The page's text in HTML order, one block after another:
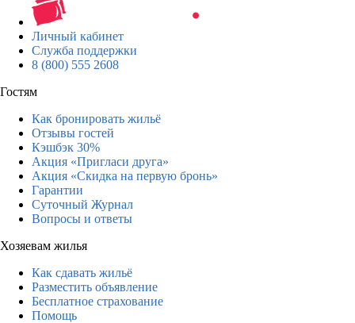
Личный кабинет
Служба поддержки
8 (800) 555 2608
Гостям
Как бронировать жильё
Отзывы гостей
Кэшбэк 30%
Акция «Пригласи друга»
Акция «Скидка на первую бронь»
Гарантии
Суточный Журнал
Вопросы и ответы
Хозяевам жилья
Как сдавать жильё
Разместить объявление
Бесплатное страхование
Помощь